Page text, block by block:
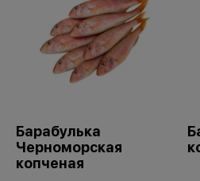
Барабулька
Черноморская
копченая